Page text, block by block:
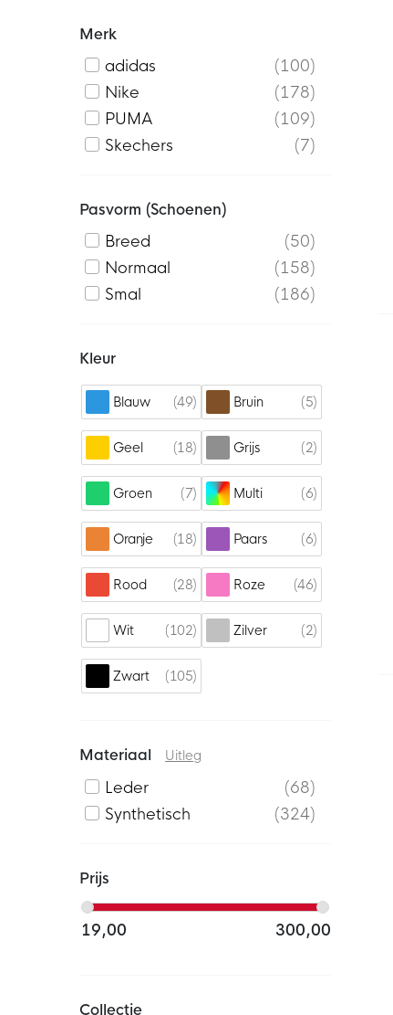
Merk
adidas
100
Nike
178
PUMA
109
Skechers
7
Pasvorm (schoenen)
Breed
50
Normaal
158
Smal
186
Kleur
Blauw 49 Bruin 5
Geel 18 Grijs 2
Groen 7 Multi 6
Oranje 18 Paars 6
Rood 28 Roze 46
Wit 102 Zilver 2
Zwart 105
Materiaal Uitleg
Leder
68
Synthetisch
324
Prijs
19,00 300,00
Collectie